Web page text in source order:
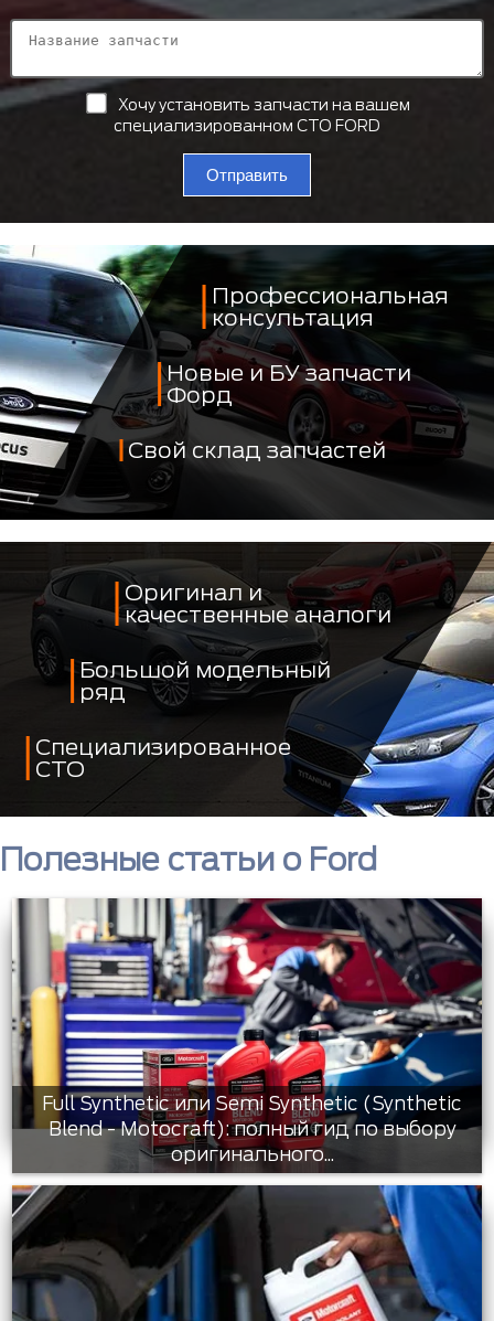
Хочу установить запчасти на вашем
специализированном СТО FORD
Отправить
Профессиональная
консультация
Новые и БУ запчасти
Форд
Свой склад запчастей
Оригинал и
качественные аналоги
Большой модельный
ряд
Специализированное
СТО
Полезные статьи о Ford
Full Synthetic или Semi Synthetic (Synthetic
Blend - Motocraft): полный гид по выбору
оригинального...